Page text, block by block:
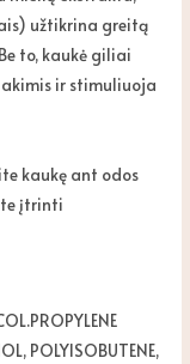
užtikrina greitą
to, kaukė giliai
ir stimuliuoja
kaukę ant odos
įtrinti
POLYISOBUTENE,